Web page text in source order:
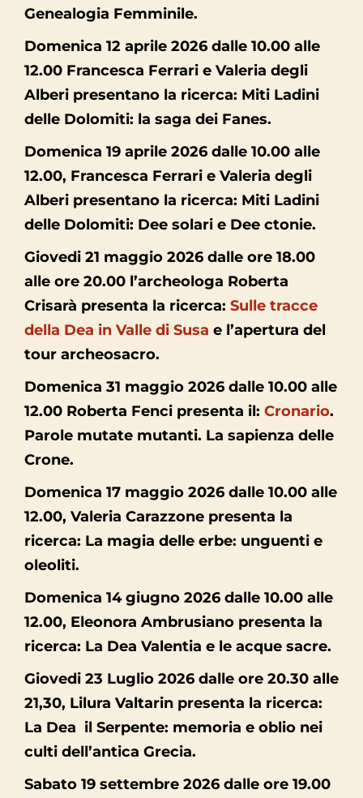
Genealogia Femminile.
Domenica 12 aprile 2026 dalle 10.00 alle
12.00 Francesca Ferrari e Valeria degli
Alberi presentano la ricerca: Miti Ladini
delle Dolomiti: la saga dei Fanes.
Domenica 19 aprile 2026 dalle 10.00 alle
12.00, Francesca Ferrari e Valeria degli
Alberi presentano la ricerca: Miti Ladini
delle Dolomiti: Dee solari e Dee ctonie.
Giovedi 21 maggio 2026 dalle ore 18.00
alle ore 20.00 l’archeologa Roberta
Crisarà presenta la ricerca: Sulle tracce
della Dea in Valle di Susa e l’apertura del
tour archeosacro.
Domenica 31 maggio 2026 dalle 10.00 alle
12.00 Roberta Fenci presenta il: Cronario.
Parole mutate mutanti. La sapienza delle
Crone.
Domenica 17 maggio 2026 dalle 10.00 alle
12.00, Valeria Carazzone presenta la
ricerca: La magia delle erbe: unguenti e
oleoliti.
Domenica 14 giugno 2026 dalle 10.00 alle
12.00, Eleonora Ambrusiano presenta la
ricerca: La Dea Valentia e le acque sacre.
Giovedi 23 Luglio 2026 dalle ore 20.30 alle
21,30, Lilura Valtarin presenta la ricerca:
La Dea il Serpente: memoria e oblio nei
culti dell’antica Grecia.
Sabato 19 settembre 2026 dalle ore 19.00